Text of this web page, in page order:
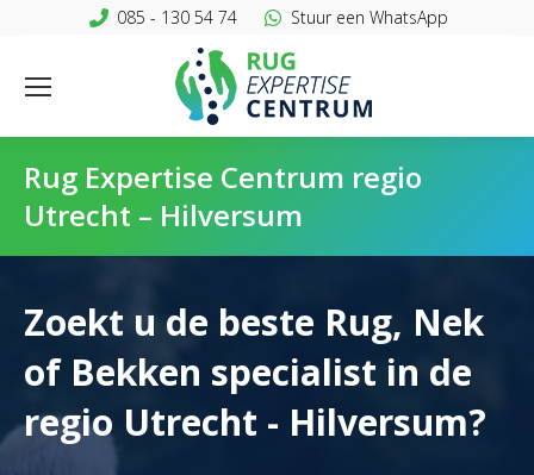
085 - 130 54 74 Stuur een WhatsApp
Rug Expertise Centrum regio
Utrecht – Hilversum
Zoekt u de beste Rug, Nek
of Bekken specialist in de
regio Utrecht - Hilversum?